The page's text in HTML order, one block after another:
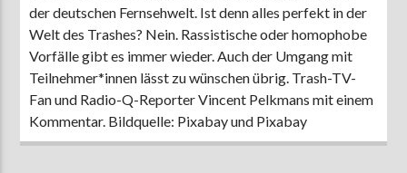
der deutschen Fernsehwelt. Ist denn alles perfekt in der
Welt des Trashes? Nein. Rassistische oder homophobe
Vorfälle gibt es immer wieder. Auch der Umgang mit
Teilnehmer*innen lässt zu wünschen übrig. Trash-TV-
Fan und Radio-Q-Reporter Vincent Pelkmans mit einem
Kommentar. Bildquelle: Pixabay und Pixabay